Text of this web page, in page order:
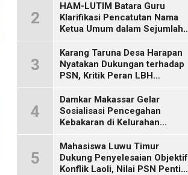
2
HAM-LUTIM Batara Guru
Klarifikasi Pencatutan Nama
Ketua Umum dalam Sejumlah
3
Karang Taruna Desa Harapan
Nyatakan Dukungan terhadap
PSN, Kritik Peran LBH
4
Damkar Makassar Gelar
Sosialisasi Pencegahan
Kebakaran di Kelurahan
5
Mahasiswa Luwu Timur
Dukung Penyelesaian Objektif
Konflik Laoli, Nilai PSN Penting